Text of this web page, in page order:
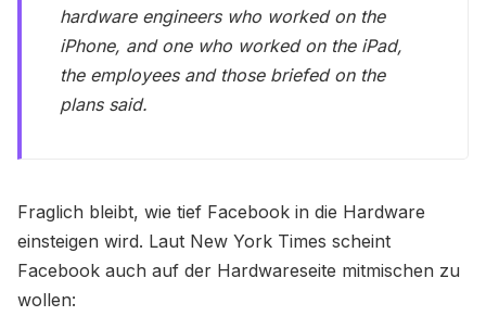
hardware engineers who worked on the
iPhone, and one who worked on the iPad,
the employees and those briefed on the
plans said.
Fraglich bleibt, wie tief Facebook in die Hardware
einsteigen wird. Laut New York Times scheint
Facebook auch auf der Hardwareseite mitmischen zu
wollen: